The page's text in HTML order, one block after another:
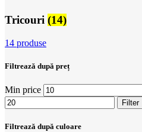
Tricouri (14)
14 produse
Filtrează după preț
Min price
Filter
Filtrează după culoare